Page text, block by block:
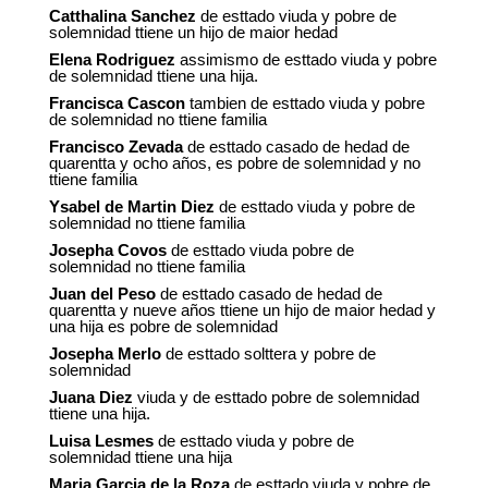
Catthalina Sanchez de esttado viuda y pobre de
solemnidad ttiene un hijo de maior hedad
Elena Rodriguez assimismo de esttado viuda y pobre
de solemnidad ttiene una hija.
Francisca Cascontambien de esttado viuda y pobre
de solemnidad no ttiene familia
Francisco Zevadade esttado casado de hedad de
quarentta y ocho años, es pobre de solemnidad y no
ttiene familia
Ysabel de Martin Diez de esttado viuda y pobre de
solemnidad no ttiene familia
Josepha Covosde esttado viuda pobre de
solemnidad no ttiene familia
Juan del Pesode esttado casado de hedad de
quarentta y nueve años ttiene un hijo de maior hedad y
una hija es pobre de solemnidad
Josepha Merlode esttado solttera y pobre de
solemnidad
Juana Diez viuda y de esttado pobre de solemnidad
ttiene una hija.
Luisa Lesmesde esttado viuda y pobre de
solemnidad ttiene una hija